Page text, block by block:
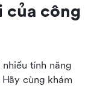
của công
tính năng
cùng khám